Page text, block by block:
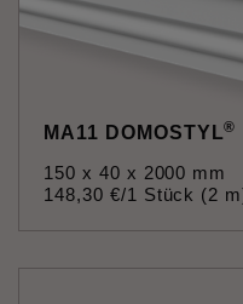
MA11 DOMOSTYL®
150 x 40 x 2000 mm
148,30 €/1 Stück (2